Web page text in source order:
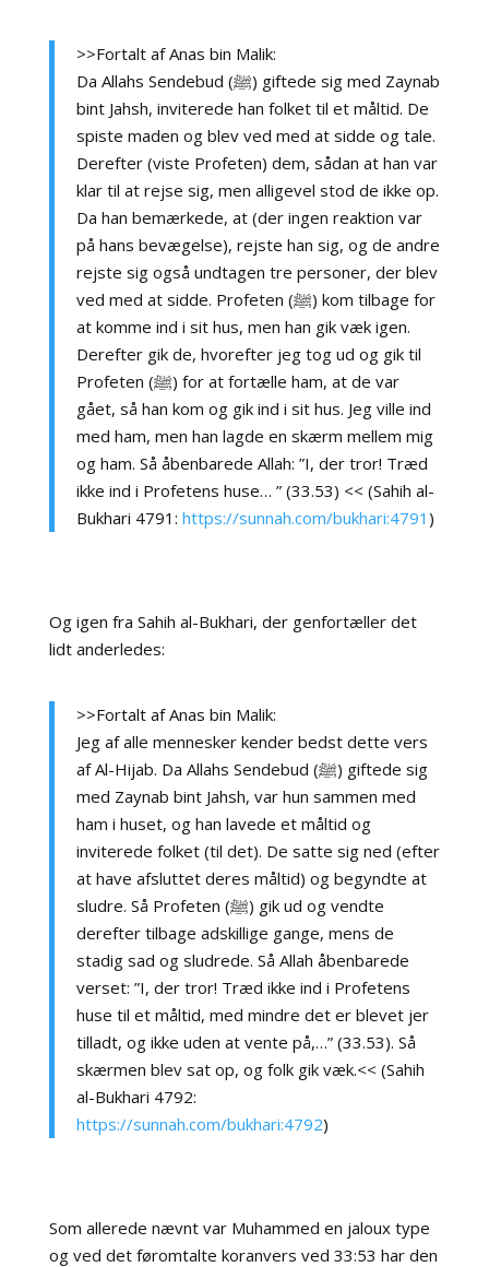
>>Fortalt af Anas bin Malik:
Da Allahs Sendebud (ﷺ) giftede sig med Zaynab
bint Jahsh, inviterede han folket til et måltid. De
spiste maden og blev ved med at sidde og tale.
Derefter (viste Profeten) dem, sådan at han var
klar til at rejse sig, men alligevel stod de ikke op.
Da han bemærkede, at (der ingen reaktion var
på hans bevægelse), rejste han sig, og de andre
rejste sig også undtagen tre personer, der blev
ved med at sidde. Profeten (ﷺ) kom tilbage for
at komme ind i sit hus, men han gik væk igen.
Derefter gik de, hvorefter jeg tog ud og gik til
Profeten (ﷺ) for at fortælle ham, at de var
gået, så han kom og gik ind i sit hus. Jeg ville ind
med ham, men han lagde en skærm mellem mig
og ham. Så åbenbarede Allah: ”I, der tror! Træd
ikke ind i Profetens huse… ” (33.53) << (Sahih al-
Bukhari 4791: https://sunnah.com/bukhari:4791 )
Og igen fra Sahih al-Bukhari, der genfortæller det
lidt anderledes:
>>Fortalt af Anas bin Malik:
Jeg af alle mennesker kender bedst dette vers
af Al-Hijab. Da Allahs Sendebud (ﷺ) giftede sig
med Zaynab bint Jahsh, var hun sammen med
ham i huset, og han lavede et måltid og
inviterede folket (til det). De satte sig ned (efter
at have afsluttet deres måltid) og begyndte at
sludre. Så Profeten (ﷺ) gik ud og vendte
derefter tilbage adskillige gange, mens de
stadig sad og sludrede. Så Allah åbenbarede
verset: ”I, der tror! Træd ikke ind i Profetens
huse til et måltid, med mindre det er blevet jer
tilladt, og ikke uden at vente på,…” (33.53). Så
skærmen blev sat op, og folk gik væk.<< (Sahih
al-Bukhari 4792:
https://sunnah.com/bukhari:4792)
Som allerede nævnt var Muhammed en jaloux type
og ved det føromtalte koranvers ved 33:53 har den